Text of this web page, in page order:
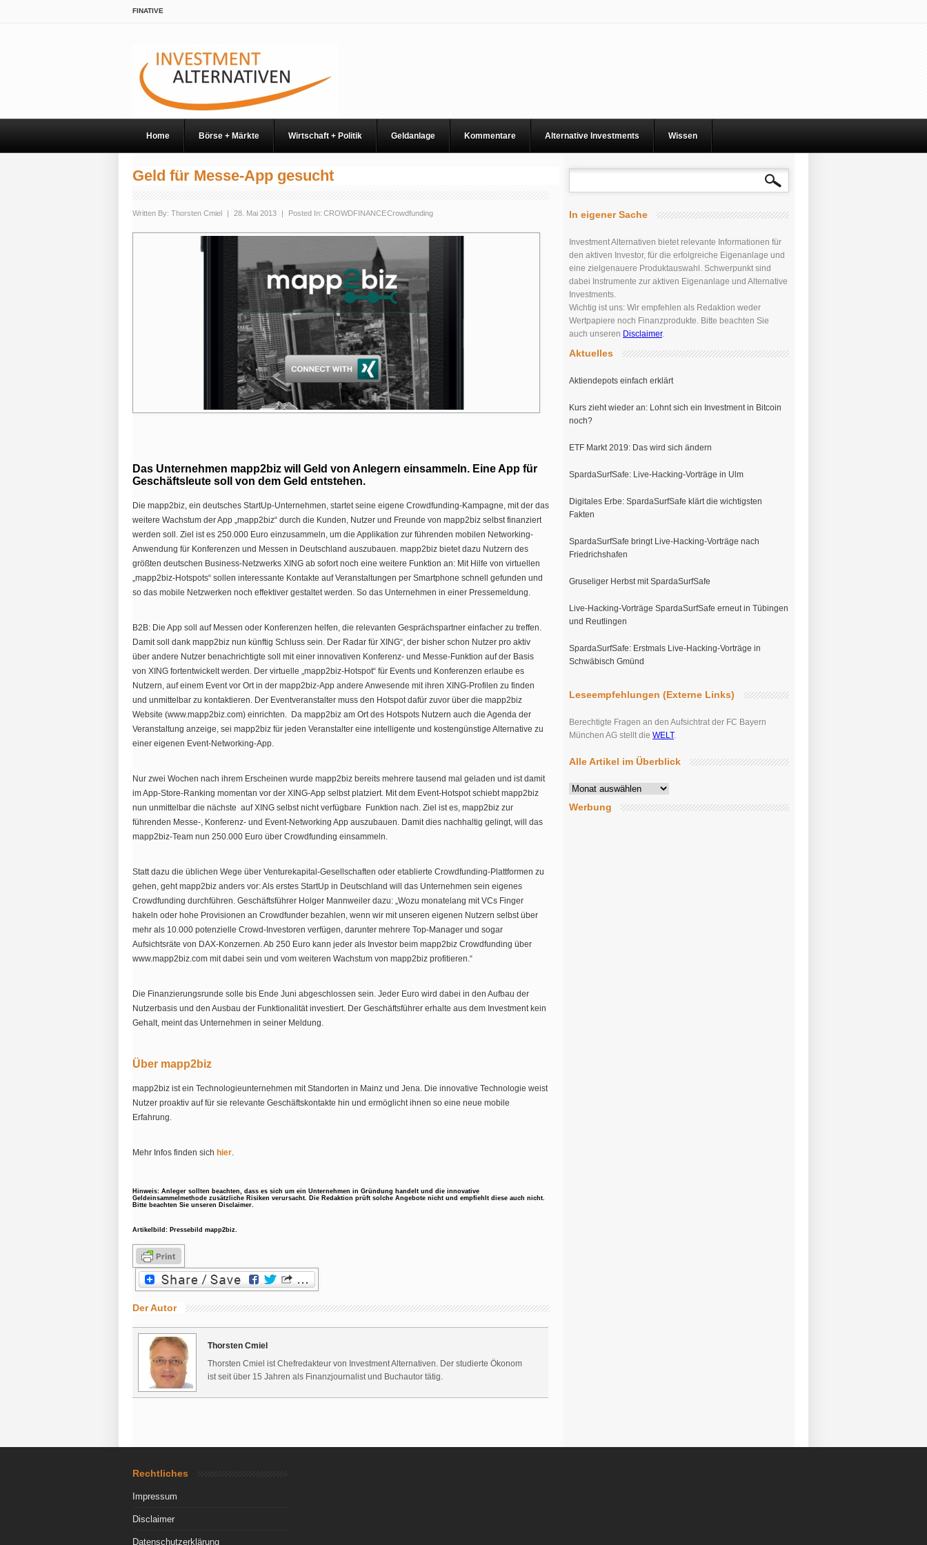
FINATIVE
Home Börse + Märkte Wirtschaft + Politik Geldanlage Kommentare Alternative Investments Wissen
Geld für Messe-App gesucht
Written By: Thorsten Cmiel | 28. Mai 2013 | Posted In: CROWDFINANCECrowdfunding
Das Unternehmen mapp2biz will Geld von Anlegern einsammeln. Eine App für
Geschäftsleute soll von dem Geld entstehen.
Die mapp2biz, ein deutsches StartUp-Unternehmen, startet seine eigene Crowdfunding-Kampagne, mit der das
weitere Wachstum der App „mapp2biz“ durch die Kunden, Nutzer und Freunde von mapp2biz selbst finanziert
werden soll. Ziel ist es 250.000 Euro einzusammeln, um die Applikation zur führenden mobilen Networking-
Anwendung für Konferenzen und Messen in Deutschland auszubauen. mapp2biz bietet dazu Nutzern des
größten deutschen Business-Netzwerks XING ab sofort noch eine weitere Funktion an: Mit Hilfe von virtuellen
„mapp2biz-Hotspots“ sollen interessante Kontakte auf Veranstaltungen per Smartphone schnell gefunden und
so das mobile Netzwerken noch effektiver gestaltet werden. So das Unternehmen in einer Pressemeldung.
B2B: Die App soll auf Messen oder Konferenzen helfen, die relevanten Gesprächspartner einfacher zu treffen.
Damit soll dank mapp2biz nun künftig Schluss sein. Der Radar für XING“, der bisher schon Nutzer pro aktiv
über andere Nutzer benachrichtigte soll mit einer innovativen Konferenz- und Messe-Funktion auf der Basis
von XING fortentwickelt werden. Der virtuelle „mapp2biz-Hotspot“ für Events und Konferenzen erlaube es
Nutzern, auf einem Event vor Ort in der mapp2biz-App andere Anwesende mit ihren XING-Profilen zu finden
und unmittelbar zu kontaktieren. Der Eventveranstalter muss den Hotspot dafür zuvor über die mapp2biz
Website (www.mapp2biz.com) einrichten. Da mapp2biz am Ort des Hotspots Nutzern auch die Agenda der
Veranstaltung anzeige, sei mapp2biz für jeden Veranstalter eine intelligente und kostengünstige Alternative zu
einer eigenen Event-Networking-App.
Nur zwei Wochen nach ihrem Erscheinen wurde mapp2biz bereits mehrere tausend mal geladen und ist damit
im App-Store-Ranking momentan vor der XING-App selbst platziert. Mit dem Event-Hotspot schiebt mapp2biz
nun unmittelbar die nächste  auf XING selbst nicht verfügbare  Funktion nach. Ziel ist es, mapp2biz zur
führenden Messe-, Konferenz- und Event-Networking App auszubauen. Damit dies nachhaltig gelingt, will das
mapp2biz-Team nun 250.000 Euro über Crowdfunding einsammeln.
Statt dazu die üblichen Wege über Venturekapital-Gesellschaften oder etablierte Crowdfunding-Plattformen zu
gehen, geht mapp2biz anders vor: Als erstes StartUp in Deutschland will das Unternehmen sein eigenes
Crowdfunding durchführen. Geschäftsführer Holger Mannweiler dazu: „Wozu monatelang mit VCs Finger
hakeln oder hohe Provisionen an Crowdfunder bezahlen, wenn wir mit unseren eigenen Nutzern selbst über
mehr als 10.000 potenzielle Crowd-Investoren verfügen, darunter mehrere Top-Manager und sogar
Aufsichtsräte von DAX-Konzernen. Ab 250 Euro kann jeder als Investor beim mapp2biz Crowdfunding über
www.mapp2biz.com mit dabei sein und vom weiteren Wachstum von mapp2biz profitieren.“
Die Finanzierungsrunde solle bis Ende Juni abgeschlossen sein. Jeder Euro wird dabei in den Aufbau der
Nutzerbasis und den Ausbau der Funktionalität investiert. Der Geschäftsführer erhalte aus dem Investment kein
Gehalt, meint das Unternehmen in seiner Meldung.
Über mapp2biz
mapp2biz ist ein Technologieunternehmen mit Standorten in Mainz und Jena. Die innovative Technologie weist
Nutzer proaktiv auf für sie relevante Geschäftskontakte hin und ermöglicht ihnen so eine neue mobile
Erfahrung.
Mehr Infos finden sich hier.
Hinweis: Anleger sollten beachten, dass es sich um ein Unternehmen in Gründung handelt und die innovative
Geldeinsammelmethode zusätzliche Risiken verursacht. Die Redaktion prüft solche Angebote nicht und empfiehlt diese auch nicht.
Bitte beachten Sie unseren Disclaimer.
Artikelbild: Pressebild mapp2biz.
Der Autor
Thorsten Cmiel
Thorsten Cmiel ist Chefredakteur von Investment Alternativen. Der studierte Ökonom
ist seit über 15 Jahren als Finanzjournalist und Buchautor tätig.
In eigener Sache
Investment Alternativen bietet relevante Informationen für
den aktiven Investor, für die erfolgreiche Eigenanlage und
eine zielgenauere Produktauswahl. Schwerpunkt sind
dabei Instrumente zur aktiven Eigenanlage und Alternative
Investments.
Wichtig ist uns: Wir empfehlen als Redaktion weder
Wertpapiere noch Finanzprodukte. Bitte beachten Sie
auch unseren Disclaimer.
Aktuelles
Aktiendepots einfach erklärt
Kurs zieht wieder an: Lohnt sich ein Investment in Bitcoin
noch?
ETF Markt 2019: Das wird sich ändern
SpardaSurfSafe: Live-Hacking-Vorträge in Ulm
Digitales Erbe: SpardaSurfSafe klärt die wichtigsten
Fakten
SpardaSurfSafe bringt Live-Hacking-Vorträge nach
Friedrichshafen
Gruseliger Herbst mit SpardaSurfSafe
Live-Hacking-Vorträge SpardaSurfSafe erneut in Tübingen
und Reutlingen
SpardaSurfSafe: Erstmals Live-Hacking-Vorträge in
Schwäbisch Gmünd
Leseempfehlungen (Externe Links)
Berechtigte Fragen an den Aufsichtrat der FC Bayern
München AG stellt die WELT.
Alle Artikel im Überblick
Alle
im
Werbung
Rechtliches
Impressum
Disclaimer
Datenschutzerklärung